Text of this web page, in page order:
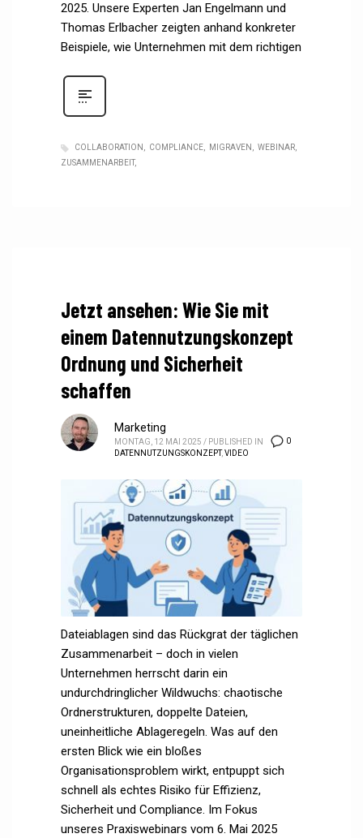
2025. Unsere Experten Jan Engelmann und
Thomas Erlbacher zeigten anhand konkreter
Beispiele, wie Unternehmen mit dem richtigen
COLLABORATION COMPLIANCE MIGRAVEN
WEBINAR
ZUSAMMENARBEIT
Jetzt ansehen: Wie Sie mit
einem Datennutzungskonzept
Ordnung und Sicherheit
schaffen
0
Marketing
MONTAG, 12 MAI 2025 / PUBLISHED IN
DATENNUTZUNGSKONZEPT,VIDEO
Dateiablagen sind das Rückgrat der täglichen
Zusammenarbeit – doch in vielen
Unternehmen herrscht darin ein
undurchdringlicher Wildwuchs: chaotische
Ordnerstrukturen, doppelte Dateien,
uneinheitliche Ablageregeln. Was auf den
ersten Blick wie ein bloßes
Organisationsproblem wirkt, entpuppt sich
schnell als echtes Risiko für Effizienz,
Sicherheit und Compliance. Im Fokus
unseres Praxiswebinars vom 6. Mai 2025